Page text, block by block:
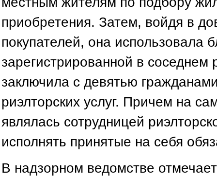
приобретения. Затем, войдя в
покупателей, она использовала
зарегистрированной в соседнем
заключила с девятью
риэлторских услуг. Причем на
являлась сотрудницей
исполнять принятые на себя
В надзорном ведомстве